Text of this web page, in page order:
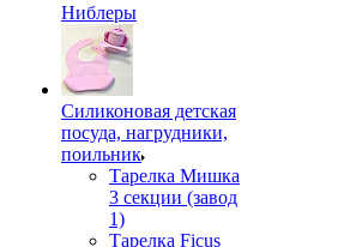
Ниблеры
Силиконовая детская
посуда, нагрудники,
поильник
Тарелка Мишка
3 секции (завод
1)
Тарелка Ficus